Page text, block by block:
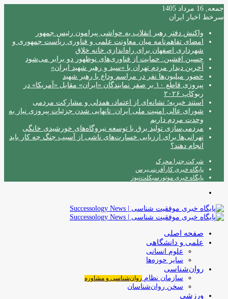
جمعه, 16 مرداد 1405
سرخط اخبار ایران
واکنش دفتر رهبر انقلاب به حواشی پیرامون رئیس جمهور
امضای تفاهم‌نامه میان معاونت علمی و فناوری ریاست جمهوری و
شهرداری اصفهان برای راه‌اندازی خانه خلاق
حسین افشین: حمایت از فناوری‌های نوظهور دو برابر می‌شود
آخرین دیدار مردم تهران با «سید و رهبر شهید ایران»
حضور میلیون‌ها نفر در مراسم وداع با رهبر شهید
پیروزی قاطع ۱۰ بر صفر نمایندگان «ایران» مقابل «آمریکا» در
ربوکاپ ۲۰۲۶
استند خیریه؛ نشانه‌ای از اعتماد، همدلی و مشارکت مردمی
شورای عالی امنیت ملی ایران: تانهایی شدن جزئیات پیروزی نیاز به
وحدت مردم داریم
مردمی‌سازی تولید برق با توسعه نیروگاه‌های خورشیدی خانگی
تهرانی‌ها برای ارزیابی خسارت‌های ناشی از آسیب جنگ چه کار باید
انجام دهند؟
شرکت چترا محرک
پایگاه خبری کارآفرینی‌پرس
پایگاه خبری موتورسیکلت‌نیوز
صفحه اصلی
علمی و دانشگاهی
علوم انسانی
سایر حوزه‌ها
روان‌شناسی
سازمان نظام روان‌شناسی و مشاوره
سخن روان‌شناسان
ورزشی